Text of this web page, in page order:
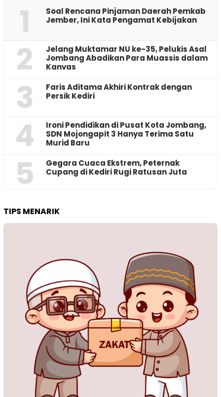
1
‎Soal Rencana Pinjaman Daerah Pemkab
Jember, Ini Kata Pengamat Kebijakan ‎
2
Jelang Muktamar NU ke-35, Pelukis Asal
Jombang Abadikan Para Muassis dalam
Kanvas
3
Faris Aditama Akhiri Kontrak dengan
Persik Kediri
4
Ironi Pendidikan di Pusat Kota Jombang,
SDN Mojongapit 3 Hanya Terima Satu
Murid Baru
5
‎Gegara Cuaca Ekstrem, Peternak
Cupang di Kediri Rugi Ratusan Juta
TIPS MENARIK